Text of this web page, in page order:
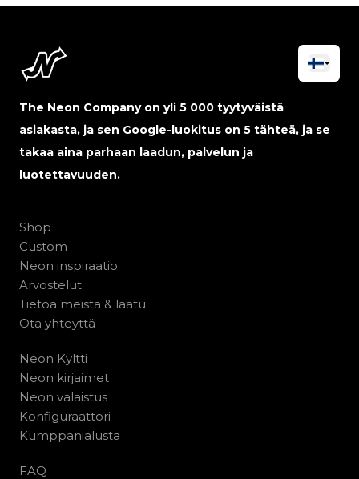
The Neon Company on yli 5 000 tyytyväistä
asiakasta, ja sen Google-luokitus on 5 tähteä, ja se
takaa aina parhaan laadun, palvelun ja
luotettavuuden.
Shop
Custom
Neon inspiraatio
Arvostelut
Tietoa meistä & laatu
Ota yhteyttä
Neon Kyltti
Neon kirjaimet
Neon valaistus
Konfiguraattori
Kumppanialusta
FAQ